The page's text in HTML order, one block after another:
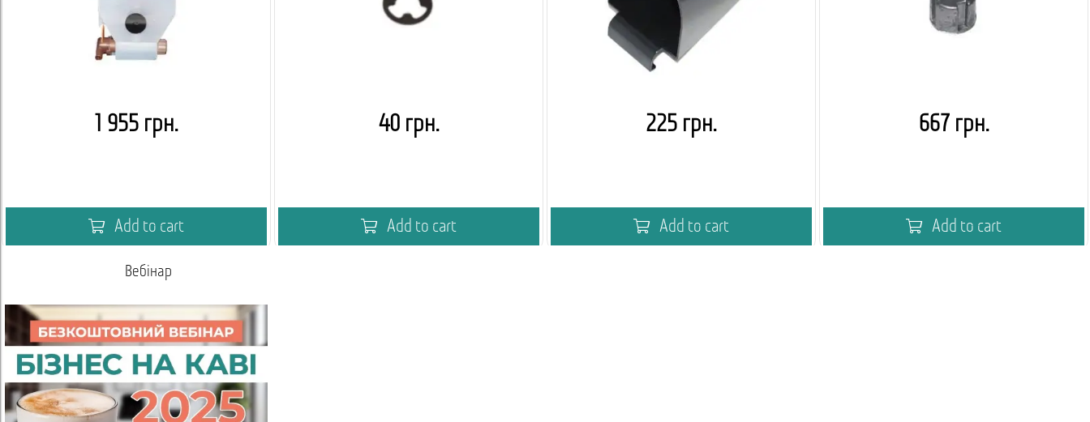
1 955 грн.
Add to cart
40 грн.
Add to cart
225 грн.
Add to cart
667 грн.
Add to cart
Вебінар